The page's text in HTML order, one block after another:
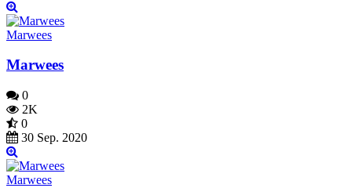
Marwees
Marwees
0
2K
0
30 Sep. 2020
Marwees